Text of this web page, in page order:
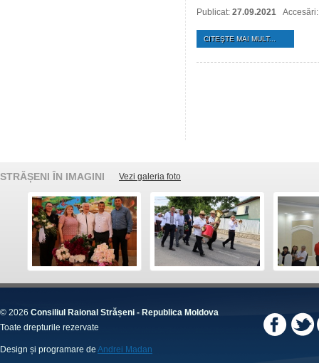
Publicat: 27.09.2021
CITEŞTE MAI MULT...
STRĂȘENI ÎN IMAGINI Vezi galeria foto
© 2026 Consiliul Raional Strășeni - Republica Moldova
Toate drepturile rezervate
Design și programare de Andrei Madan